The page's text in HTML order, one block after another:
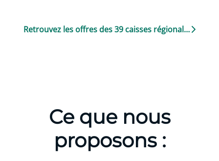
Retrouvez les offres des 39 caisses régionales
Ce que nous
proposons :